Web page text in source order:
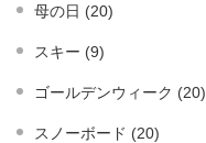
母の日 (20)
スキー (9)
ゴールデンウィーク (20)
スノーボード (20)